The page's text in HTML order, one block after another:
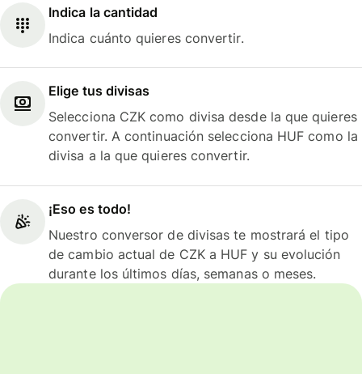
Indica la cantidad
Indica cuánto quieres convertir.
Elige tus divisas
Selecciona CZK como divisa desde la que quieres
convertir. A continuación selecciona HUF como la
divisa a la que quieres convertir.
¡Eso es todo!
Nuestro conversor de divisas te mostrará el tipo
de cambio actual de CZK a HUF y su evolución
durante los últimos días, semanas o meses.